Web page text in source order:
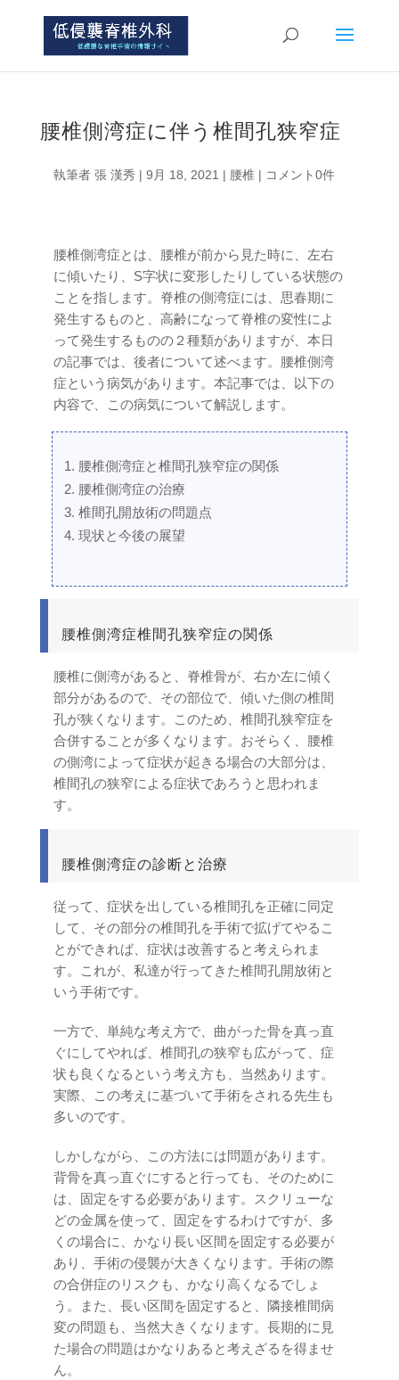
腰椎側湾症に伴う椎間孔狭窄症
執筆者 張 漢秀 | 9月 18, 2021 | 腰椎| コメント0件
腰椎側湾症とは、腰椎が前から見た時に、左右
に傾いたり、S字状に変形したりしている状態の
ことを指します。脊椎の側湾症には、思春期に
発生するものと、高齢になって脊椎の変性によ
って発生するものの２種類がありますが、本日
の記事では、後者について述べます。腰椎側湾
症という病気があります。本記事では、以下の
内容で、この病気について解説します。
腰椎側湾症と椎間孔狭窄症の関係
腰椎側湾症の治療
椎間孔開放術の問題点
現状と今後の展望
腰椎側湾症椎間孔狭窄症の関係
腰椎に側湾があると、脊椎骨が、右か左に傾く
部分があるので、その部位で、傾いた側の椎間
孔が狭くなります。このため、椎間孔狭窄症を
合併することが多くなります。おそらく、腰椎
の側湾によって症状が起きる場合の大部分は、
椎間孔の狭窄による症状であろうと思われま
す。
腰椎側湾症の診断と治療
従って、症状を出している椎間孔を正確に同定
して、その部分の椎間孔を手術で拡げてやるこ
とができれば、症状は改善すると考えられま
す。これが、私達が行ってきた椎間孔開放術と
いう手術です。
一方で、単純な考え方で、曲がった骨を真っ直
ぐにしてやれば、椎間孔の狭窄も広がって、症
状も良くなるという考え方も、当然あります。
実際、この考えに基づいて手術をされる先生も
多いのです。
しかしながら、この方法には問題があります。
背骨を真っ直ぐにすると行っても、そのために
は、固定をする必要があります。スクリューな
どの金属を使って、固定をするわけですが、多
くの場合に、かなり長い区間を固定する必要が
あり、手術の侵襲が大きくなります。手術の際
の合併症のリスクも、かなり高くなるでしょ
う。また、長い区間を固定すると、隣接椎間病
変の問題も、当然大きくなります。長期的に見
た場合の問題はかなりあると考えざるを得ませ
ん。